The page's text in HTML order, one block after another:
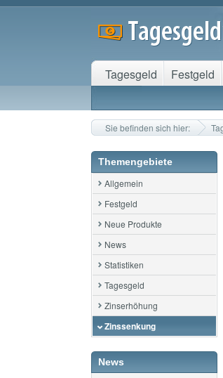
Sie befinden sich hier:
Themengebiete
Allgemein
Festgeld
Neue Produkte
News
Statistiken
Tagesgeld
Zinserhöhung
Zinssenkung
News
Tagesgeld Festgeld